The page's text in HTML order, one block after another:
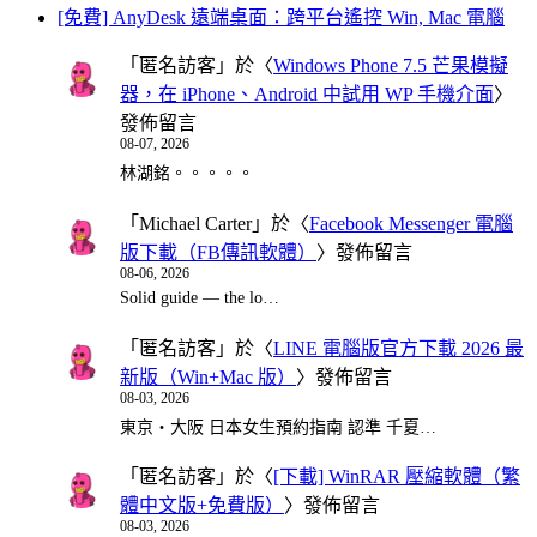
[免費] AnyDesk 遠端桌面：跨平台遙控 Win, Mac 電腦
「 匿名訪客 」於〈Windows Phone 7.5 芒果模擬
器，在 iPhone、Android 中試用 WP 手機介面〉
發佈留言
08-07, 2026
林湖銘。。。。。
「 Michael Carter」於〈Facebook Messenger 電腦
版下載（FB傳訊軟體） 〉發佈留言
08-06, 2026
Solid guide — the lo…
「 匿名訪客 」於〈LINE 電腦版官方下載 2026 最
新版（Win+Mac 版） 〉發佈留言
08-03, 2026
東京・大阪 日本女生預約指南 認準 千夏…
「 匿名訪客 」於〈[下載] WinRAR 壓縮軟體（繁
體中文版+免費版） 〉發佈留言
08-03, 2026